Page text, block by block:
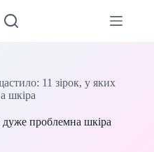
11 зірок, у яких
шкіра
проблемна шкіра